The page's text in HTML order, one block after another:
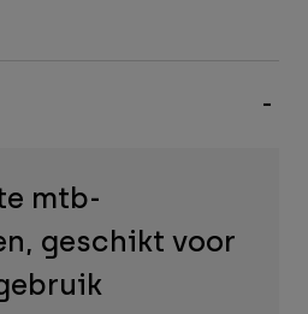
mtb-
geschikt voor